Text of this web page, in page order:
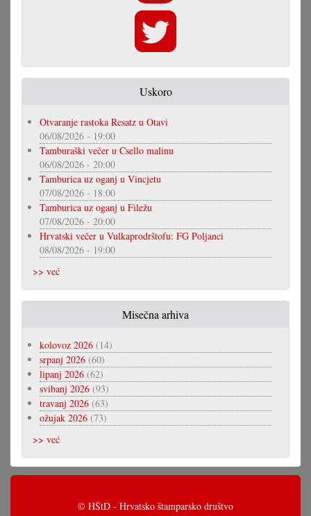
Uskoro
Otvaranje rastoka Resatz u Otavi
06/08/2026 - 19:00
Tamburaški večer u Csello malinu
06/08/2026 - 20:00
Tamburica uz oganj u Vincjetu
07/08/2026 - 18:00
Tamburica uz oganj u Filežu
07/08/2026 - 20:00
Hrvatski večer u Vulkaprodrštofu: FG Poljanci
08/08/2026 - 19:00
>> već
Misečna arhiva
kolovoz 2026 (14)
srpanj 2026 (60)
lipanj 2026 (62)
svibanj 2026 (93)
travanj 2026 (63)
ožujak 2026 (73)
>> već
© HŠtD - Hrvatsko štamparsko društvo